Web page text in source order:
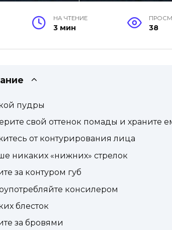
НА ЧТЕНИЕ
3 мин 38
пудры
свой оттенок помады и храните
от контурирования лица
никаких «нижних» стрелок
за контуром губ
консилером
блесток
за бровями